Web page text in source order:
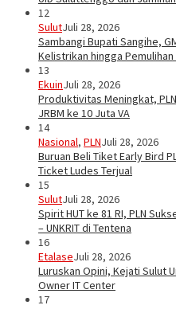
12
SulutJuli 28, 2026
Sambangi Bupati Sangihe,
Kelistrikan hingga
13
EkuinJuli 28, 2026
Produktivitas Meningkat,
JRBM ke 10 Juta VA
14
Nasional, PLNJuli 28, 2026
Buruan Beli Tiket Early Bird
Ticket Ludes Terjual
15
SulutJuli 28, 2026
Spirit HUT ke 81 RI, PLN
– UNKRIT di Tentena
16
EtalaseJuli 28, 2026
Luruskan Opini, Kejati Sulut
Owner IT Center
17